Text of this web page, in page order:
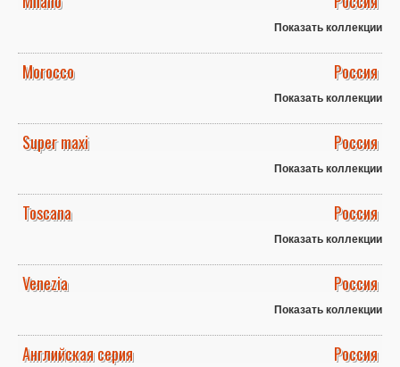
Показать коллекции
Morocco Россия
Показать коллекции
Super maxi Россия
Показать коллекции
Toscana Россия
Показать коллекции
Venezia Россия
Показать коллекции
Английская серия Россия